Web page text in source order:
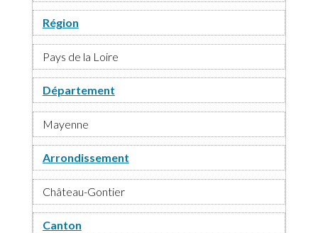
Région
Pays de la Loire
Département
Mayenne
Arrondissement
Château-Gontier
Canton